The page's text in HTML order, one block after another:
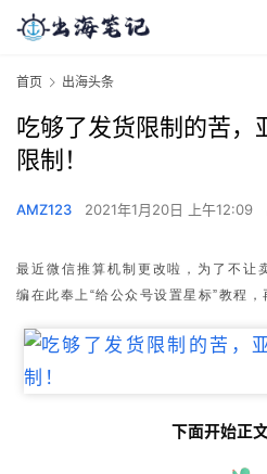
首页 出海头条
吃够了发货限制的苦，
限制！
AMZ123 2021年1月20日 上午12:09
最近微信推算机制更改啦，为了不让
编在此奉上“给公众号设置星标”教程
下面开始